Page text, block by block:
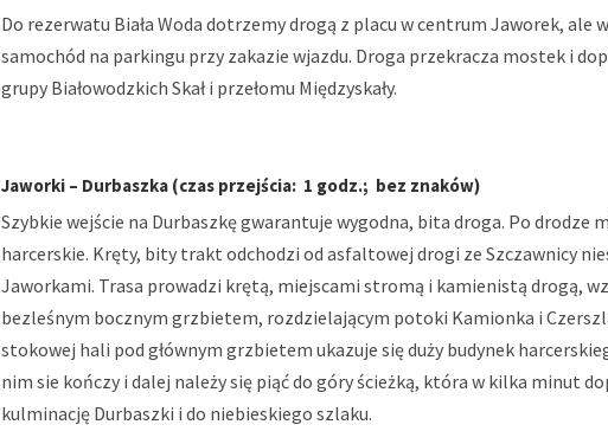
Do rezerwatu Biała Woda dotrzemy drogą z placu w centrum Jaworek, ale
samochód na parkingu przy zakazie wjazdu. Droga przekracza mostek i
grupy Białowodzkich Skał i przełomu Międzyskały.
Jaworki – Durbaszka (czas przejścia: 1 godz.; bez znaków)
Szybkie wejście na Durbaszkę gwarantuje wygodna, bita droga. Po drodze
harcerskie. Kręty, bity trakt odchodzi od asfaltowej drogi ze Szczawnicy
Jaworkami. Trasa prowadzi krętą, miejscami stromą i kamienistą drogą,
bezleśnym bocznym grzbietem, rozdzielającym potoki Kamionka i
stokowej hali pod głównym grzbietem ukazuje się duży budynek
nim sie kończy i dalej należy się piąć do góry ścieżką, która w kilka minut
kulminację Durbaszki i do niebieskiego szlaku.